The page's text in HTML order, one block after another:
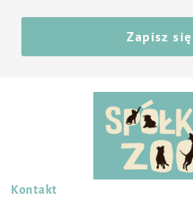
Zapisz się
Kontakt